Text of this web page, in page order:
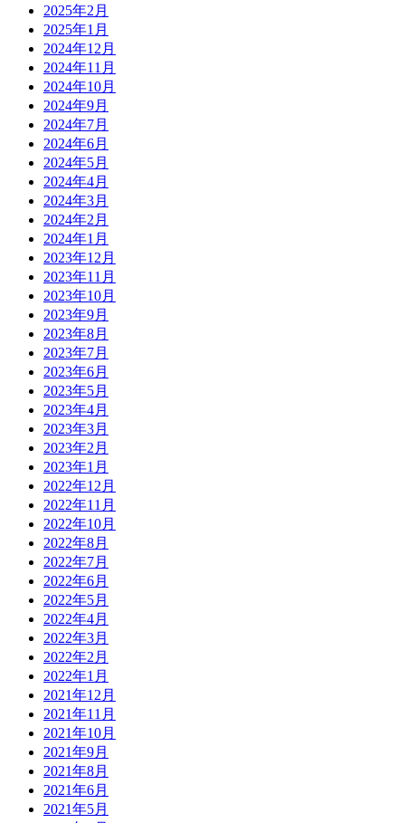
2025年2月
2025年1月
2024年12月
2024年11月
2024年10月
2024年9月
2024年7月
2024年6月
2024年5月
2024年4月
2024年3月
2024年2月
2024年1月
2023年12月
2023年11月
2023年10月
2023年9月
2023年8月
2023年7月
2023年6月
2023年5月
2023年4月
2023年3月
2023年2月
2023年1月
2022年12月
2022年11月
2022年10月
2022年8月
2022年7月
2022年6月
2022年5月
2022年4月
2022年3月
2022年2月
2022年1月
2021年12月
2021年11月
2021年10月
2021年9月
2021年8月
2021年6月
2021年5月